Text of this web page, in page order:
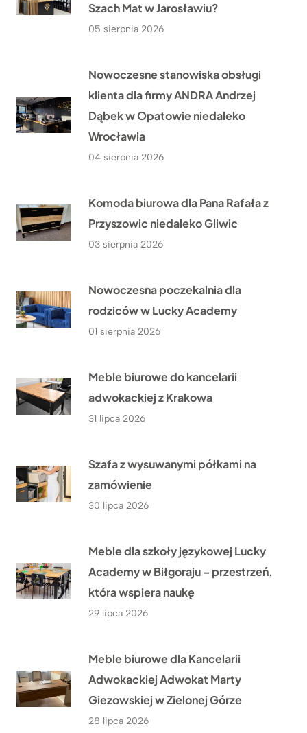
Szach Mat w Jarosławiu?
05 sierpnia 2026
Nowoczesne stanowiska obsługi
klienta dla firmy ANDRA Andrzej
Dąbek w Opatowie niedaleko
Wrocławia
04 sierpnia 2026
Komoda biurowa dla Pana Rafała z
Przyszowic niedaleko Gliwic
03 sierpnia 2026
Nowoczesna poczekalnia dla
rodziców w Lucky Academy
01 sierpnia 2026
Meble biurowe do kancelarii
adwokackiej z Krakowa
31 lipca 2026
Szafa z wysuwanymi półkami na
zamówienie
30 lipca 2026
Meble dla szkoły językowej Lucky
Academy w Biłgoraju – przestrzeń,
która wspiera naukę
29 lipca 2026
Meble biurowe dla Kancelarii
Adwokackiej Adwokat Marty
Giezowskiej w Zielonej Górze
28 lipca 2026